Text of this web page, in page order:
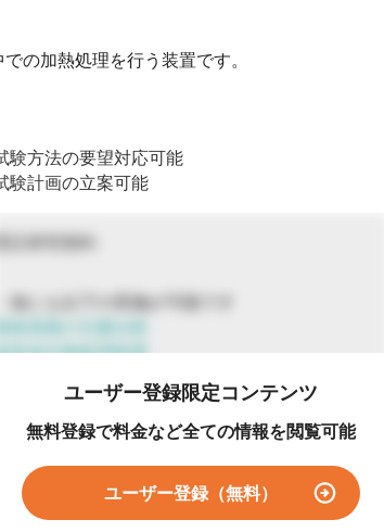
の加熱処理を行う装置です。
験方法の要望対応可能
験計画の立案可能
受託研究契約
・他にも以下の実施が可能です
固体表面の元素分析
音波分散処理装置
ユーザー登録限定コンテンツ
無料登録で料金など全ての情報を閲覧可能
ユーザー登録（無料）